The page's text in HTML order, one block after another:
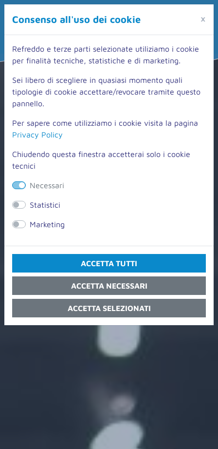
Consenso all'uso dei cookie ×
Refreddo e terze parti selezionate utiliziamo i cookie
per finalità tecniche, statistiche e di marketing.
Sei libero di scegliere in quasiasi momento quali
tipologie di cookie accettare/revocare tramite questo
pannello.
Per sapere come utilizziamo i cookie visita la pagina
Privacy Policy
Chiudendo questa finestra accetterai solo i cookie
tecnici
Necessari
Statistici
Marketing
ACCETTA TUTTI
ACCETTA NECESSARI
ACCETTA SELEZIONATI